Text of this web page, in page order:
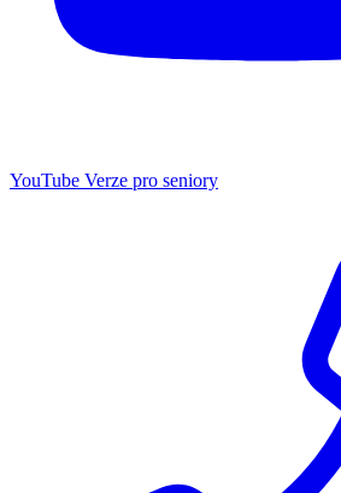
YouTube Verze pro seniory